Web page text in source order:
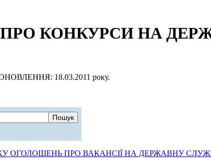
КОНКУРСИ НА
18.03.2011 року.
ОГОЛОШЕНЬ ПРО ВАКАНСІЇ НА ДЕРЖАВНУ